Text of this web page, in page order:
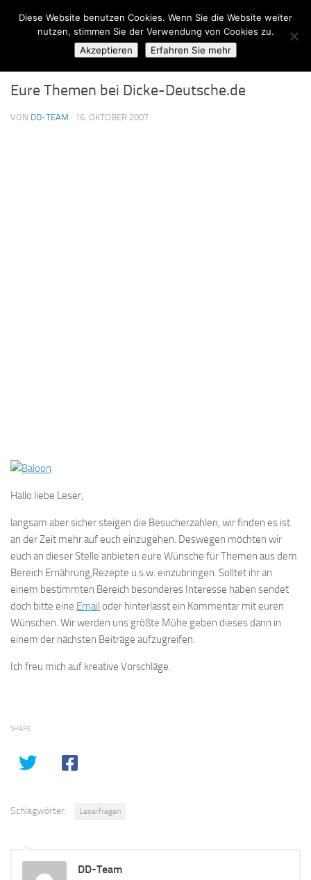
Zum Inhalt springen
Eure Themen bei Dicke-Deutsche.de
VON DD-TEAM · 16. OKTOBER 2007
Hallo liebe Leser,
langsam aber sicher steigen die Besucherzahlen, wir finden es ist
an der Zeit mehr auf euch einzugehen. Deswegen möchten wir
euch an dieser Stelle anbieten eure Wünsche für Themen aus dem
Bereich Ernährung,Rezepte u.s.w. einzubringen. Solltet ihr an
einem bestimmten Bereich besonderes Interesse haben sendet
doch bitte eine Email oder hinterlasst ein Kommentar mit euren
Wünschen. Wir werden uns größte Mühe geben dieses dann in
einem der nächsten Beiträge aufzugreifen.
Ich freu mich auf kreative Vorschläge.
SHARE
Schlagwörter: Leserfragen
DD-Team
Diese Website benutzen Cookies. Wenn Sie die Website weiter
nutzen, stimmen Sie der Verwendung von Cookies zu.
Akzeptieren
Erfahren Sie mehr